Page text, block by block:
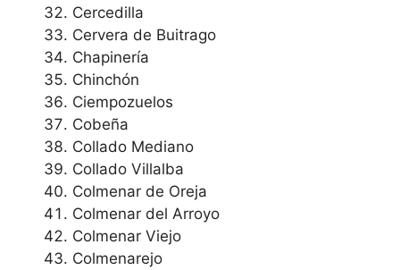
Cercedilla
Cervera de Buitrago
Chapinería
Chinchón
Ciempozuelos
Cobeña
Collado Mediano
Collado Villalba
Colmenar de Oreja
Colmenar del Arroyo
Colmenar Viejo
Colmenarejo